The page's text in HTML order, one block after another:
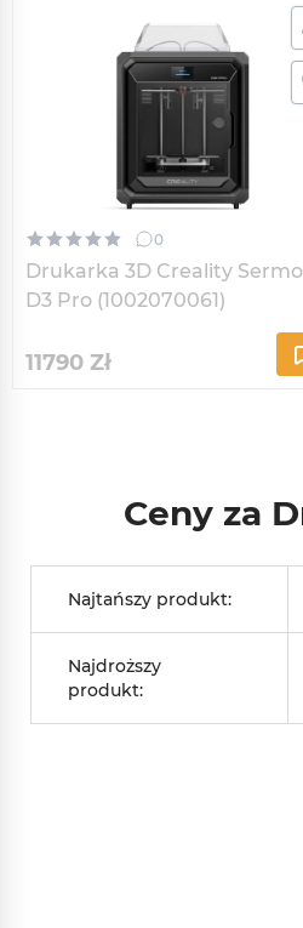
0
Drukarka 3D Creality
D3 Pro (1002070061)
11790 Zł
Ceny za
Najtańszy produkt:
Najdroższy
produkt: